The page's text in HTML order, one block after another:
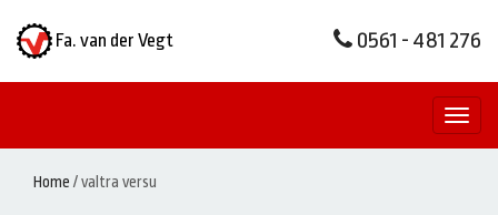
Fa. van der Vegt 0561 - 481 276
Home /valtra versu